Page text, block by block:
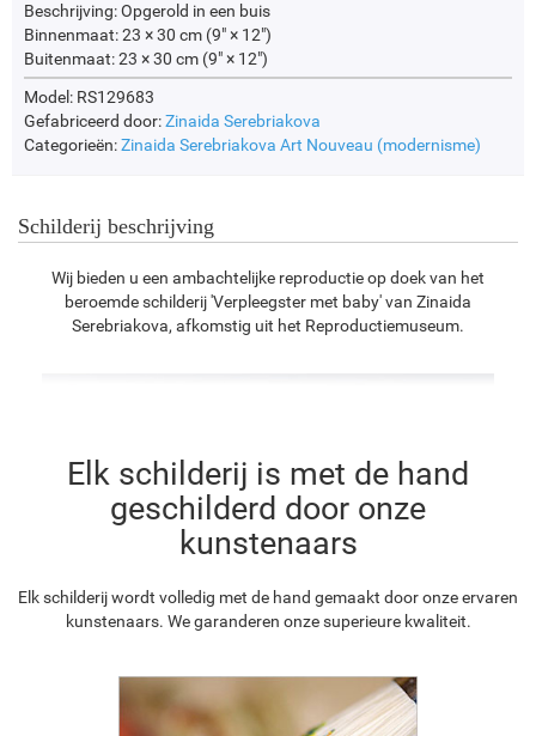
Beschrijving:Opgerold in een buis
Binnenmaat:23 × 30 cm (9" × 12")
Buitenmaat:23 × 30 cm (9" × 12")
Model: RS129683
Gefabriceerd door:Zinaida Serebriakova
Categorieën:Zinaida Serebriakova Art Nouveau (modernisme)
Schilderij beschrijving
Wij bieden u een ambachtelijke reproductie op doek van het
beroemde schilderij 'Verpleegster met baby' van Zinaida
Serebriakova, afkomstig uit het Reproductiemuseum.
Elk schilderij is met de hand
geschilderd door onze
kunstenaars
Elk schilderij wordt volledig met de hand gemaakt door onze ervaren
kunstenaars. We garanderen onze superieure kwaliteit.